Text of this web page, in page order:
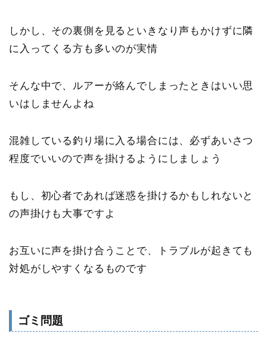
しかし、その裏側を見るといきなり声もかけずに隣
に入ってくる方も多いのが実情
そんな中で、ルアーが絡んでしまったときはいい思
いはしませんよね
混雑している釣り場に入る場合には、必ずあいさつ
程度でいいので声を掛けるようにしましょう
もし、初心者であれば迷惑を掛けるかもしれないと
の声掛けも大事ですよ
お互いに声を掛け合うことで、トラブルが起きても
対処がしやすくなる ものです
ゴミ問題